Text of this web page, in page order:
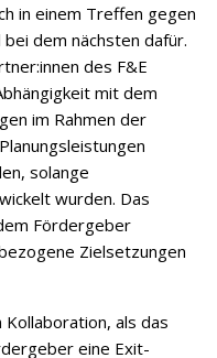
in einem Treffen gegen
dem nächsten dafür.
des F&E
mit dem
im Rahmen der
solange
wurden. Das
Fördergeber
Zielsetzungen
als das
eine Exit-